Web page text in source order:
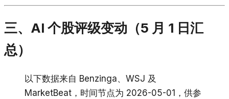
三、AI 个股评级变动（5 月 1 日汇
总）
以下数据来自 Benzinga、WSJ 及
MarketBeat，时间节点为 2026-05-01，供参